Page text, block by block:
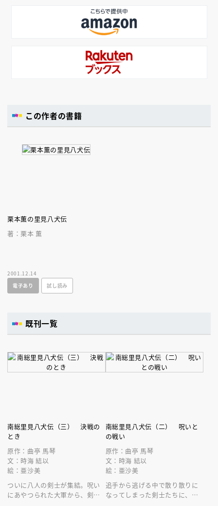
この作者の書籍
栗本薫の里見八犬伝
著：栗本 薫
2001.12.14
電子あり
試し読み
既刊一覧
南総里見八犬伝（三） 決戦の
とき
原作：曲亭 馬琴
文：時海 結以
絵：亜沙美
ついに八人の剣士が集結。呪い
にあやつられた大軍から、剣士
南総里見八犬伝（二） 呪いと
の戦い
原作：曲亭 馬琴
文：時海 結以
絵：亜沙美
追手から逃げる中で散り散りに
なってしまった剣士たちに、呪